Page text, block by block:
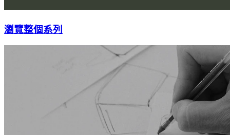
瀏覽整個系列